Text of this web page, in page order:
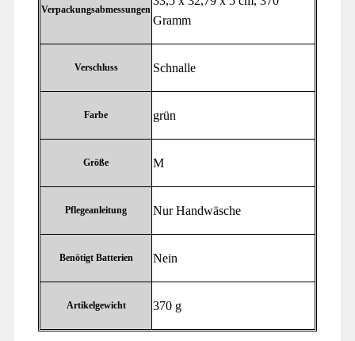
Verpackungsabmessungen
Gramm
Verschluss ‎Schnalle
Farbe ‎grün
Größe ‎M
Pflegeanleitung ‎Nur Handwäsche
Benötigt Batterien ‎Nein
Artikelgewicht ‎370 g